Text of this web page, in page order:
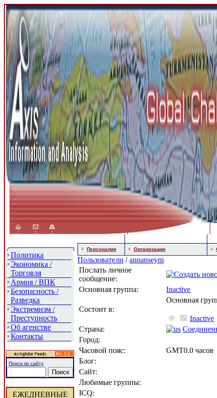
Политика
Экономика /
Торговля
Армия / ВПК
Безопасность /
Разведка
Экстремизм /
Преступность
Об агенстве
Контакты
Поиск по сайту
ЕЖЕДНЕВНЫЕ
Персоналии Организации
Пользователи /annanseym
Послать личное
сообщение:
Основная группа:
Inactive
Состоит в:
Основная
Inactive
Страна:
Город:
Часовой пояс:
GMT0.0 часов
Блог:
Сайт:
Любимые группы:
ICQ: